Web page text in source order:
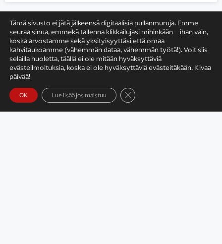
KIRJAILIJAN TYÖ
Tämä sivusto ei jätä jälkeensä digitaalisia pullanmuruja. Emme
seuraa sinua, emmekä tallenna klikkailujasi mihinkään – ihan vain,
koska arvostamme sekä yksityisyyttäsi että omaa
kahvitaukoamme (vähemmän dataa, vähemmän työtä!). Voit siis
selailla huoletta, täällä ei ole mitään hyväksyttäviä
evästeilmoituksia, koska ei ole hyväksyttäviä evästeitäkään. Kivaa
päivää!
OK Lue lisää jos maistuu Sulje evästebanneri